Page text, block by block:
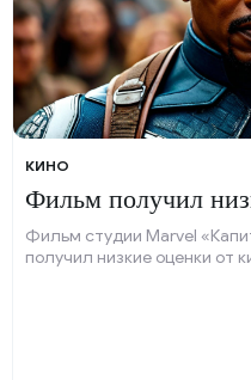
КИНО
Фильм получил
Фильм студии Marvel
получил низкие оценки от